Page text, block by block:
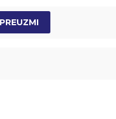
PREUZMI